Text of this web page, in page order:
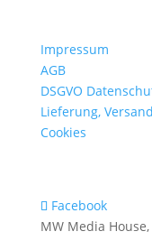
Impressum
AGB
DSGVO
Lieferung,
Cookies
Facebook
MW Media